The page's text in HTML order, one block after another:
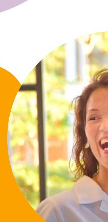
女性社長インタビュー
示板 お知らせ